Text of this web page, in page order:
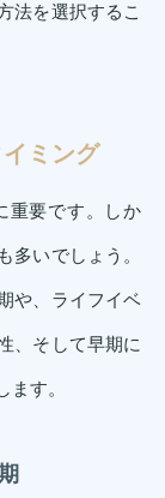
法を選択するこ
ミング
重要です。しか
多いでしょう。
や、ライフイベ
、そして早期に
す。